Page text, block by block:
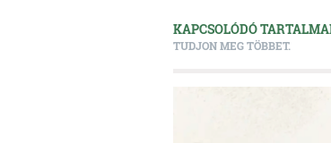
KAPCSOLÓDÓ
TUDJON MEG TÖBBET.